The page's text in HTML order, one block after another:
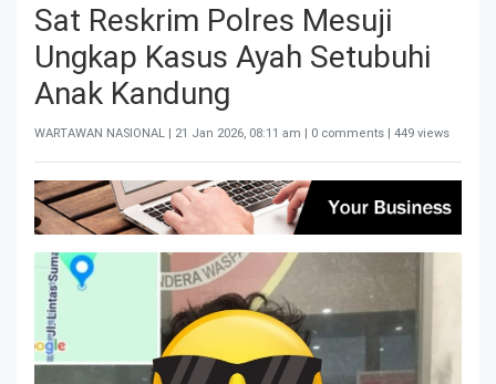
Sat Reskrim Polres Mesuji
Ungkap Kasus Ayah Setubuhi
Anak Kandung
WARTAWAN NASIONAL | 21 Jan 2026, 08:11 am | 0 comments | 449 views